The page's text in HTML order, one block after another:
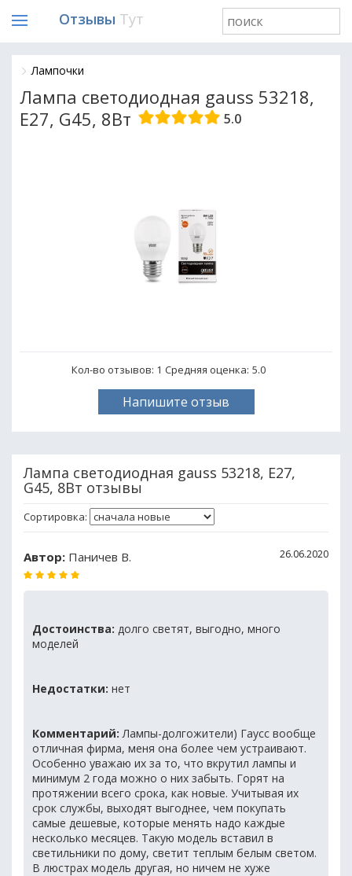
Отзывы Тут
Лампочки
Лампа светодиодная gauss 53218,
E27, G45, 8Вт
5.0
Кол-во отзывов: 1 Средняя оценка: 5.0
Напишите отзыв
Лампа светодиодная gauss 53218, E27,
G45, 8Вт отзывы
Сортировка:
Автор: Паничев В. 26.06.2020
Достоинства: долго светят, выгодно, много
моделей
Недостатки: нет
Комментарий: Лампы-долгожители) Гаусс вообще
отличная фирма, меня она более чем устраивают.
Особенно уважаю их за то, что вкрутил лампы и
минимум 2 года можно о них забыть. Горят на
протяжении всего срока, как новые. Учитывая их
срок службы, выходят выгоднее, чем покупать
самые дешевые, которые менять надо каждые
несколько месяцев. Такую модель вставил в
светильники по дому, светит теплым белым светом.
В люстрах модель другая, но ничем не хуже